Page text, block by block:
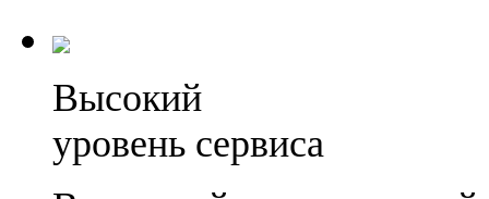
Высокий
уровень сервиса